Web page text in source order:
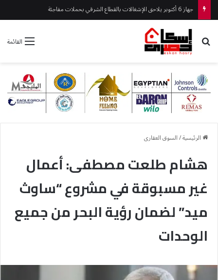
جهاز 6 أكتوبر يلاحق الإشغالات بالقطاع الشرقي بحملات مفاجئة
القائمة بحث عن
الرئيسية/السوق العقارى
هشام طلعت مصطفى: أعمال
غير مسبوقة في مشروع “ساوث
ميد” لضمان رؤية البحر من جميع
الوحدات